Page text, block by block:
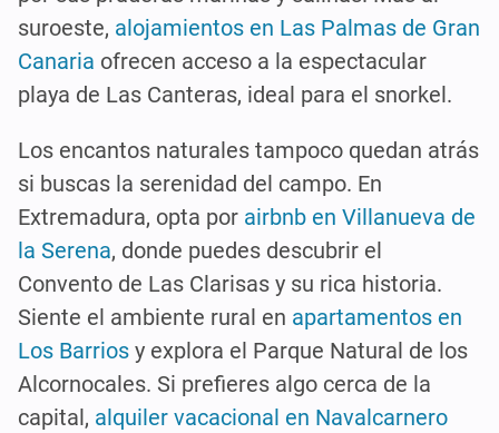
suroeste, alojamientos en Las Palmas de Gran
Canaria ofrecen acceso a la espectacular
playa de Las Canteras, ideal para el snorkel.
Los encantos naturales tampoco quedan atrás
si buscas la serenidad del campo. En
Extremadura, opta por airbnb en Villanueva de
la Serena, donde puedes descubrir el
Convento de Las Clarisas y su rica historia.
Siente el ambiente rural en apartamentos en
Los Barrios y explora el Parque Natural de los
Alcornocales. Si prefieres algo cerca de la
capital, alquiler vacacional en Navalcarnero